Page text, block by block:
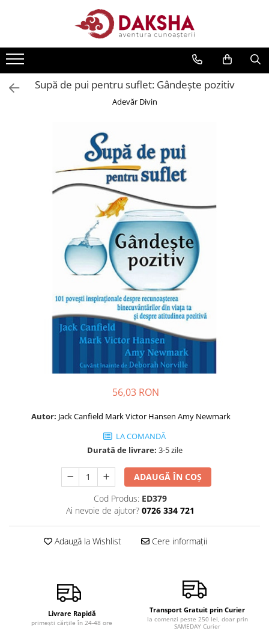
Editura Daksha
Seria Radu Cinamar
Seria Immanuel Velikovsky
Spiritualitate
Extratereștrii
Transformare spirituală
Dezvoltare personală
Seria Montauk
Seria Chico Xavier
Sănătate
Viata după moarte
Relații de cuplu
Psihologie practică
Supă de pui pentru suflet: Gândeşte pozitiv
Adevăr Divin
56,03 RON
Autor: Jack Canfield Mark Victor Hansen Amy Newmark
LA COMANDĂ
Durată de livrare: 3-5 zile
ADAUGĂ ÎN COȘ
Cod Produs: ED379
Ai nevoie de ajutor? 0726 334 721
Adaugă la Wishlist Cere informații
Livrare Rapidă
primești cărțile în 24-48 ore
Transport Gratuit prin Curier
la comenzi peste 250 lei, doar prin
SAMEDAY Curier